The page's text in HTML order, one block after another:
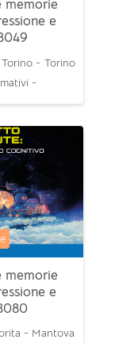
memorie
e
- Torino
-
memorie
e
- Mantova